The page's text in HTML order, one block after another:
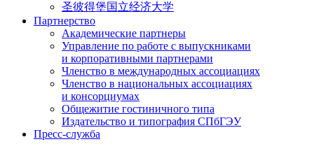
圣彼得堡国立经济大学
Партнерство
Академические партнеры
Управление по работе с выпускниками
и корпоративными партнерами
Членство в международных ассоциациях
Членство в национальных ассоциациях
и консорциумах
Общежитие гостиничного типа
Издательство и типография СПбГЭУ
Пресс-служба